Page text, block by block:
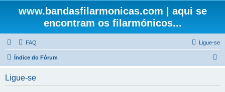
www.bandasfilarmonicas.com | aqui se
encontram os filarmónicos...
FAQ Ligue-se
Índice do Fórum
Ligue-se